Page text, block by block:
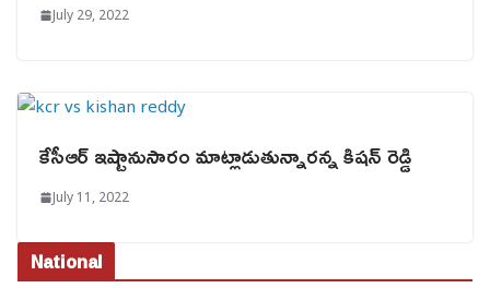
July 29, 2022
కేసీఆర్ ఇష్టానుసారం మాట్లాడుతున్నారన్న కిషన్ రెడ్డి
July 11, 2022
National